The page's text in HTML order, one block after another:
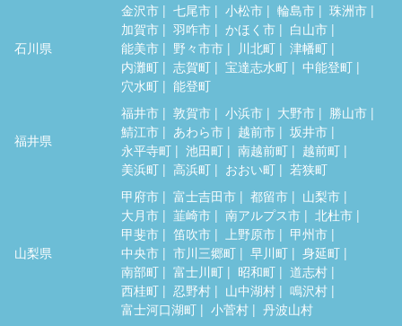
石川県
金沢市 七尾市 小松市 輪島市
珠洲市
加賀市
羽咋市 かほく市
白山市
能美市
野々市市 川北町
津幡町
内灘町
志賀町 宝達志水町
中能登町
穴水町
能登町
福井県
福井市 敦賀市 小浜市 大野市
勝山市
鯖江市
あわら市 越前市
坂井市
永平寺町
池田町 南越前町
越前町
美浜町
高浜町 おおい町 若狭町
山梨県
甲府市 富士吉田市 都留市
山梨市
大月市
韮崎市 南アルプス市
北杜市
甲斐市
笛吹市 上野原市
甲州市
中央市
市川三郷町 早川町
身延町
南部町
富士川町 昭和町
道志村
西桂町
忍野村 山中湖村
鳴沢村
富士河口湖町
小菅村 丹波山村